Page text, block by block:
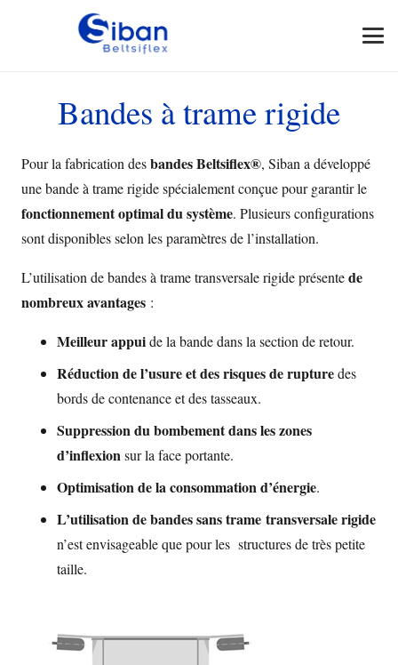
Bandes à trame rigide
Pour la fabrication desbandes Beltsiflex®, Siban a développé
une bande à trame rigide spécialement conçue pour garantir le
fonctionnement optimal du système. Plusieurs configurations
sont disponibles selon les paramètres de l’installation.
L’utilisation de bandes à trame transversale rigide présentede
nombreux avantages :
Meilleur appuide la bande dans la section de retour.
Réduction de l’usure et des risques de rupturedes
bords de contenance et des tasseaux.
Suppression du bombement dans les zones
d’inflexionsur la face portante.
Optimisation de la consommation d’énergie.
L’utilisation de bandes sans trame transversale rigide
n’est envisageable que pour les structures de très petite
taille.